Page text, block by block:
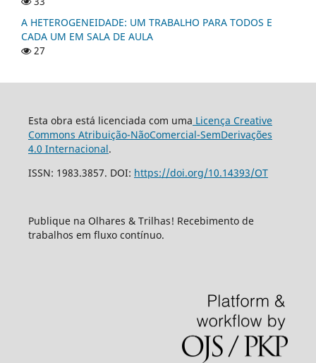
A HETEROGENEIDADE: UM TRABALHO PARA TODOS E
CADA UM EM SALA DE AULA
27
Esta obra está licenciada com uma Licença Creative
Commons Atribuição-NãoComercial-SemDerivações
4.0 Internacional.
ISSN: 1983.3857. DOI: https://doi.org/10.14393/OT
Publique na Olhares & Trilhas! Recebimento de
trabalhos em fluxo contínuo.